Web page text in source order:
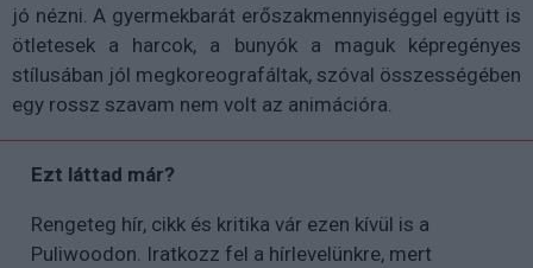
jó nézni. A gyermekbarát erőszakmennyiséggel együtt is
ötletesek a harcok, a bunyók a maguk képregényes
stílusában jól megkoreografáltak, szóval összességében
egy rossz szavam nem volt az animációra.
Ezt láttad már?
Rengeteg hír, cikk és kritika vár ezen kívül is a
Puliwoodon. Iratkozz fel a hírlevelünkre, mert